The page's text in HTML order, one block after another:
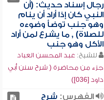
رجال إسناد حديث: (أن
النبي كان إذا أراد أن ينام
وهو جنب توضأ وضوءه
للصلاة) , ما يشرع لمن أراد
الأكل وهو جنب
للشيخ: عبد المحسن العباد
جزء من محاضرة ( شرح سنن أبي
داود [036])
الفهرس: شرح